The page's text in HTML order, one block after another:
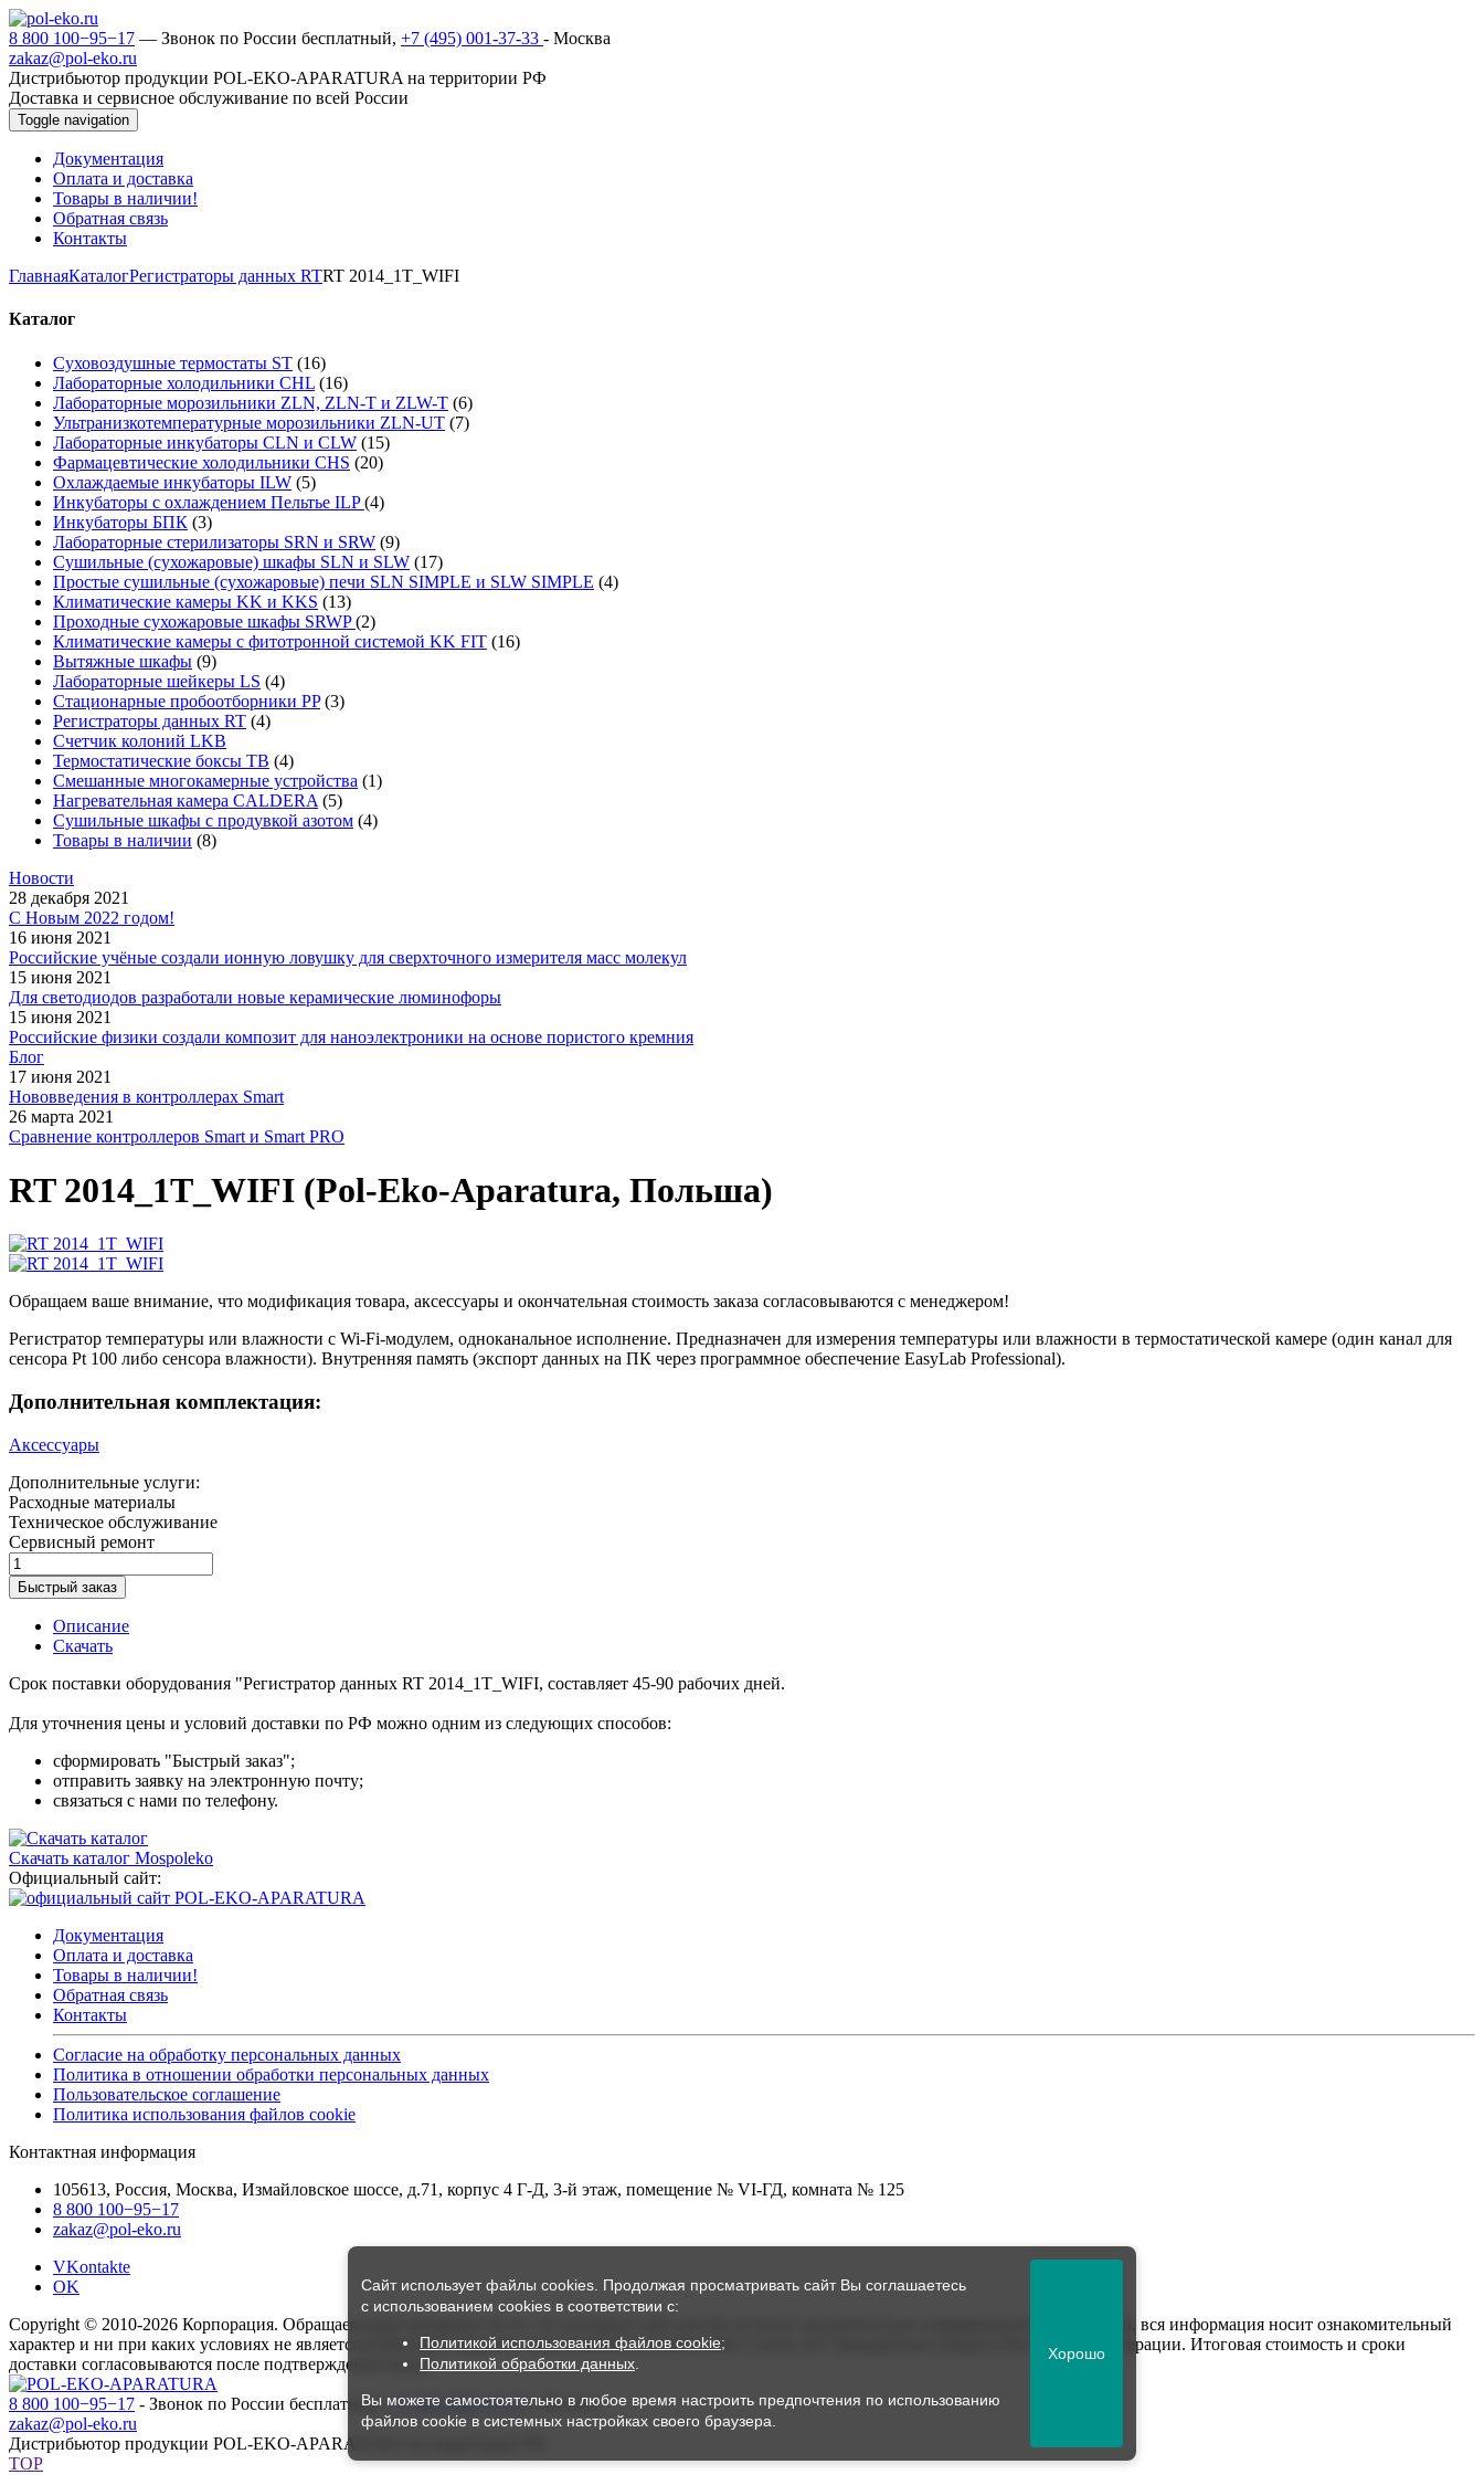
8 800 100−95−17 — Звонок по России бесплатный, +7 (495) 001-37-33 - Москва
zakaz@pol-eko.ru
Дистрибьютор продукции POL-EKO-APARATURA на территории РФ
Доставка и сервисное обслуживание по всей России
Toggle navigation
Документация
Оплата и доставка
Товары в наличии!
Обратная связь
Контакты
ГлавнаяКаталогРегистраторы данных RTRT 2014_1T_WIFI
Каталог
Суховоздушные термостаты ST (16)
Лабораторные холодильники CHL (16)
Лабораторные морозильники ZLN, ZLN-T и ZLW-T (6)
Ультранизкотемпературные морозильники ZLN-UT (7)
Лабораторные инкубаторы CLN и CLW (15)
Фармацевтические холодильники CHS (20)
Охлаждаемые инкубаторы ILW (5)
Инкубаторы с охлаждением Пельтье ILP(4)
Инкубаторы БПК (3)
Лабораторные стерилизаторы SRN и SRW (9)
Сушильные (сухожаровые) шкафы SLN и SLW (17)
Простые сушильные (сухожаровые) печи SLN SIMPLE и SLW SIMPLE (4)
Климатические камеры KK и KKS (13)
Проходные сухожаровые шкафы SRWP(2)
Климатические камеры с фитотронной системой KK FIT (16)
Вытяжные шкафы (9)
Лабораторные шейкеры LS (4)
Стационарные пробоотборники PP (3)
Регистраторы данных RT (4)
Счетчик колоний LKB
Термостатические боксы TB (4)
Смешанные многокамерные устройства (1)
Нагревательная камера CALDERA (5)
Сушильные шкафы с продувкой азотом (4)
Товары в наличии (8)
Новости
28 декабря 2021
С Новым 2022 годом!
16 июня 2021
Российские учёные создали ионную ловушку для сверхточного измерителя масс молекул
15 июня 2021
Для светодиодов разработали новые керамические люминофоры
15 июня 2021
Российские физики создали композит для наноэлектроники на основе пористого кремния
Блог
17 июня 2021
Нововведения в контроллерах Smart
26 марта 2021
Сравнение контроллеров Smart и Smart PRO
RT 2014_1T_WIFI (Pol-Eko-Aparatura, Польша)
Обращаем ваше внимание, что модификация товара, аксессуары и окончательная стоимость заказа согласовываются с менеджером!
Регистратор температуры или влажности с Wi-Fi-модулем, одноканальное исполнение. Предназначен для измерения температуры или влажности в термостатической камере (один канал для
сенсора Pt 100 либо сенсора влажности). Внутренняя память (экспорт данных на ПК через программное обеспечение EasyLab Professional).
Дополнительная комплектация:
Аксессуары
Дополнительные услуги:
Расходные материалы
Техническое обслуживание
Сервисный ремонт
Быстрый заказ
Описание
Скачать
Срок поставки оборудования "Регистратор данных RT 2014_1T_WIFI, составляет 45-90 рабочих дней.
Для уточнения цены и условий доставки по РФ можно одним из следующих способов:
сформировать "Быстрый заказ";
отправить заявку на электронную почту;
связаться с нами по телефону.
Скачать каталог Mospoleko
Официальный сайт:
Документация
Оплата и доставка
Товары в наличии!
Обратная связь
Контакты
Согласие на обработку персональных данных
Политика в отношении обработки персональных данных
Пользовательское соглашение
Политика использования файлов cookie
Контактная информация
105613, Россия, Москва, Измайловское шоссе, д.71, корпус 4 Г-Д, 3-й этаж, помещение № VI-ГД, комната № 125
8 800 100−95−17
zakaz@pol-eko.ru
VKontakte
OK
Copyright © 2010-2026 Корпорация. Обращаем ваше внимание на то, что интернет-сайт pol-eko.ru носит исключительно информационный характер, вся информация носит ознакомительный
характер и ни при каких условиях не является публичной офертой, определяемой положениями Статьи 437 Гражданского кодекса Российской Федерации. Итоговая стоимость и сроки
доставки согласовываются после подтверждения заказа.
8 800 100−95−17 - Звонок по России бесплатный,+7 (495) 001-37-33- Москва
zakaz@pol-eko.ru
Дистрибьютор продукции POL-EKO-APARATURA на территории РФ
TOP
Сайт использует файлы cookies. Продолжая просматривать сайт Вы соглашаетесь
с использованием cookies в соответствии с:
Политикой использования файлов cookie;
Политикой обработки данных
Вы можете самостоятельно в любое время настроить предпочтения по использованию
файлов cookie в системных настройках своего браузера.
Хорошо